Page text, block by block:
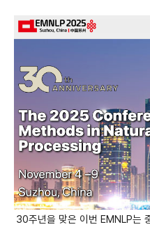
30주년을 맞은 이번 EMNLP는